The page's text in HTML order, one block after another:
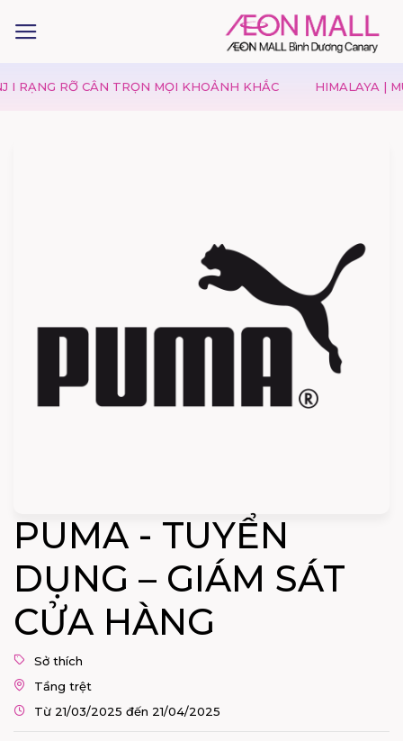
RỠ CÂN TRỌN MỌI KHOẢNH KHẮC HIMALAYA | MÙA
PUMA - TUYỂN
DỤNG – GIÁM SÁT
CỬA HÀNG
Sở thích
Tầng trệt
Từ 21/03/2025 đến 21/04/2025